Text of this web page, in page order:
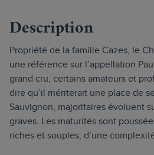
Description
Propriété de la famille Cazes, le
une référence sur l’appellation
grand cru, certains amateurs et
dire qu’il mériterait une place de
Sauvignon, majoritaires évoluent
graves. Les maturités sont
riches et souples, d’une